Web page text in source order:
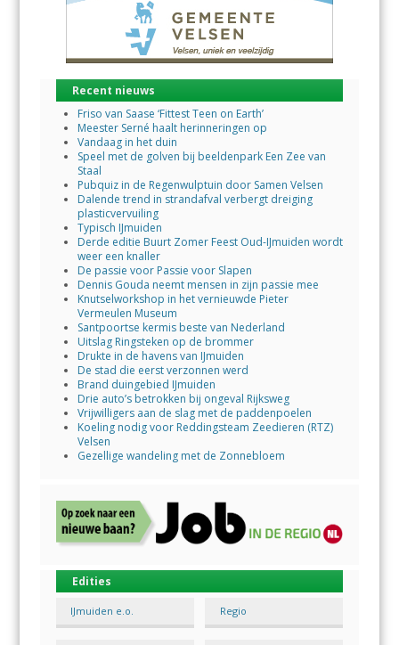
Recent nieuws
Friso van Saase ‘Fittest Teen on Earth’
Meester Serné haalt herinneringen op
Vandaag in het duin
Speel met de golven bij beeldenpark Een Zee van
Staal
Pubquiz in de Regenwulptuin door Samen Velsen
Dalende trend in strandafval verbergt dreiging
plasticvervuiling
Typisch IJmuiden
Derde editie Buurt Zomer Feest Oud-IJmuiden wordt
weer een knaller
De passie voor Passie voor Slapen
Dennis Gouda neemt mensen in zijn passie mee
Knutselworkshop in het vernieuwde Pieter
Vermeulen Museum
Santpoortse kermis beste van Nederland
Uitslag Ringsteken op de brommer
Drukte in de havens van IJmuiden
De stad die eerst verzonnen werd
Brand duingebied IJmuiden
Drie auto’s betrokken bij ongeval Rijksweg
Vrijwilligers aan de slag met de paddenpoelen
Koeling nodig voor Reddingsteam Zeedieren (RTZ)
Velsen
Gezellige wandeling met de Zonnebloem
Edities
IJmuiden e.o. Regio